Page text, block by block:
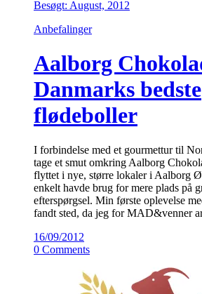
Besøgt: August, 2012
Anbefalinger
Aalborg
Danmarks bedste
flødeboller
I forbindelse med et gourmettur til
tage et smut omkring Aalborg
flyttet i nye, større lokaler i Aalborg
enkelt havde brug for mere plads på
efterspørgsel. Min første oplevelse
fandt sted, da jeg for MAD&venner
16/09/2012
0 Comments